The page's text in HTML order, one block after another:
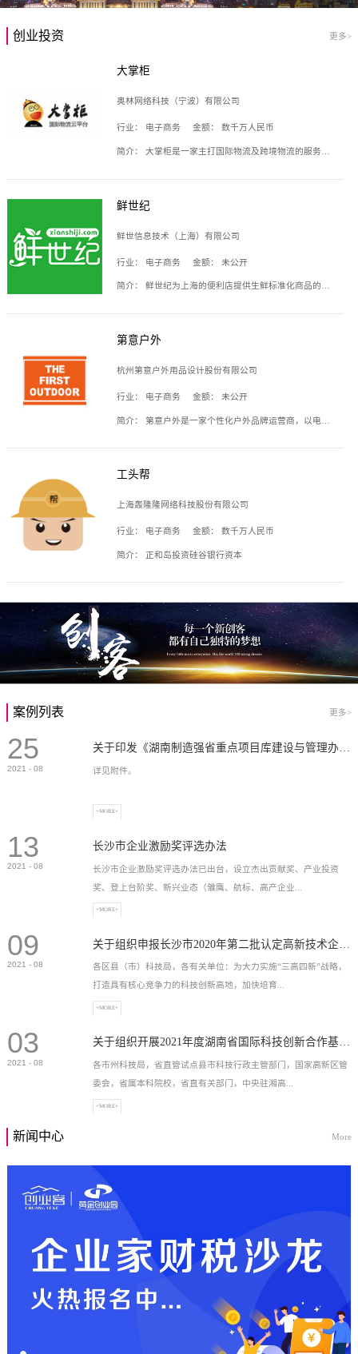
创业投资 更多>
大掌柜
奥林网络科技（宁波）有限公司
行业： 电子商务 金额： 数千万人民币
简介： 大掌柜是一家主打国际物流及跨境物流的服务云平台，致力于帮助全球国际物流企业在互联网上建立自己的平台，核心产品包括运价通、生意通、业务通、订舱通、招财通等，奥林网络科技（宁波）有限公司旗下产品。
鲜世纪
鲜世信息技术（上海）有限公司
行业： 电子商务 金额： 未公开
简介： 鲜世纪为上海的便利店提供生鲜标准化商品的供应链服务，帮商家解决生鲜采购、运营问题，帮助商家销售。平台提供的商品覆盖果蔬肉类、常温与低温奶制品、冷冻食品、零食饮料、粮油副食、居家洗护等多个品类，上架SKU3000余个。公司建立了近万平方米的仓储场地和物流配送体系，为合作商家提供快速配送服务。
第意户外
杭州第意户外用品设计股份有限公司
行业： 电子商务 金额： 未公开
简介： 第意户外是一家个性化户外品牌运营商，以电子商务为主要载体，主要从事户外产品的设计、生产、销售业务，产品包含冲锋衣、户外鞋、户外背包等。
工头帮
上海轰隆隆网络科技股份有限公司
行业： 电子商务 金额： 数千万人民币
简介： 正和岛投资硅谷银行资本
案例列表 更多>
25
2021 - 08 详见附件。
+MORE+
13
2021 - 08
长沙市企业激励奖评选办法
长沙市企业激励奖评选办法已出台，设立杰出贡献奖、产业投资
奖、登上台阶奖、新兴业态（雏鹰、航标、高产企业...
）奖等，最高奖励2...
+MORE+
09
2021 - 08
各区县（市）科技局，各有关单位：为大力实施“三高四新”战略，
打造具有核心竞争力的科技创新高地，加快培育...
高新技术企业，充分...
+MORE+
03
2021 - 08
关于组织开展2021年度湖南省国际科技创新合作基地申报工作的通知
各市州科技局，省直管试点县市科技行政主管部门，国家高新区管
委会，省属本科院校，省直有关部门，中央驻湘高...
+MORE+
新闻中心 More